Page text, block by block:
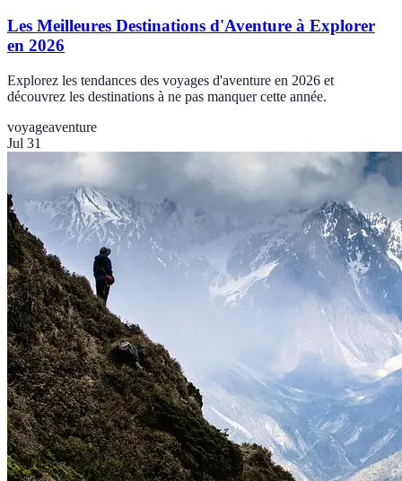
Les Meilleures Destinations d'Aventure à Explorer
en 2026
Explorez les tendances des voyages d'aventure en 2026 et
découvrez les destinations à ne pas manquer cette année.
voyageaventure
Jul 31